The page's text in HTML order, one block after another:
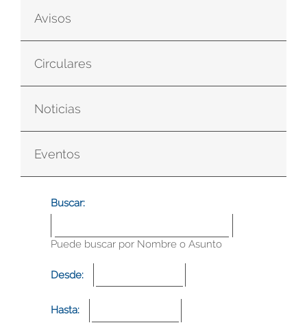
Avisos
Circulares
Noticias
Eventos
Buscar:
Puede buscar por Nombre o Asunto
Desde:
Hasta: